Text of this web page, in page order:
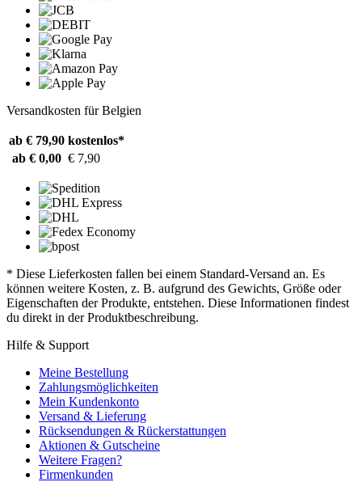
Versandkosten für Belgien
ab € 79,90 kostenlos*
ab € 0,00 € 7,90
* Diese Lieferkosten fallen bei einem Standard-Versand an. Es
können weitere Kosten, z. B. aufgrund des Gewichts, Größe oder
Eigenschaften der Produkte, entstehen. Diese Informationen findest
du direkt in der Produktbeschreibung.
Hilfe & Support
Meine Bestellung
Zahlungsmöglichkeiten
Mein Kundenkonto
Versand & Lieferung
Rücksendungen & Rückerstattungen
Aktionen & Gutscheine
Weitere Fragen?
Firmenkunden